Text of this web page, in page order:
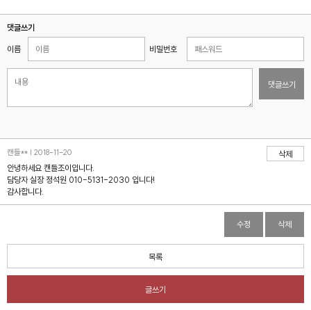
댓글쓰기
이름 비밀번호
댓글쓰기
캔들** | 2018-11-20
삭제
안녕하세요 캔들조이입니다.
담당자 실장 정석원 010-5131-2030 입니다!
감사합니다.
수정 삭제
목록
글쓰기